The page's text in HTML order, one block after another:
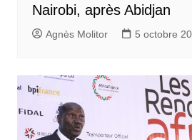
Nairobi, après Abidjan
Agnès Molitor 5 octobre